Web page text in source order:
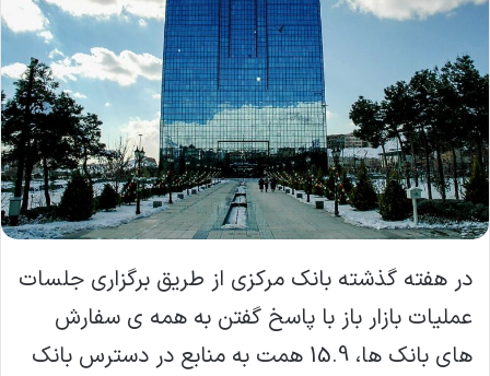
در هفته گذشته بانک مرکزی از طریق برگزاری جلسات
عملیات بازار باز با پاسخ گفتن به همه ی سفارش
های بانک ها، 15.9 همت به منابع در دسترس بانک